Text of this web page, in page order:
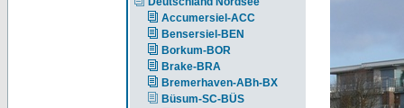
Accumersiel-ACC
Bensersiel-BEN
Borkum-BOR
Brake-BRA
Bremerhaven-ABh-BX
Büsum-SC-BÜS